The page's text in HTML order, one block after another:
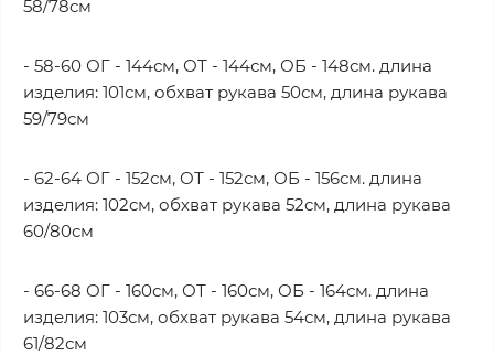
58/78см
- 58-60 ОГ - 144см, ОТ - 144см, ОБ - 148см. длина
изделия: 101см, обхват рукава 50см, длина рукава
59/79см
- 62-64 ОГ - 152см, ОТ - 152см, ОБ - 156см. длина
изделия: 102см, обхват рукава 52см, длина рукава
60/80см
- 66-68 ОГ - 160см, ОТ - 160см, ОБ - 164см. длина
изделия: 103см, обхват рукава 54см, длина рукава
61/82см